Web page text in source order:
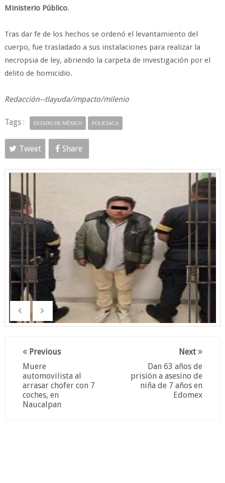
Ministerio Público.
Tras dar fe de los hechos se ordenó el levantamiento del
cuerpo, fue trasladado a sus instalaciones para realizar la
necropsia de ley, abriendo la carpeta de investigación por el
delito de homicidio.
Redacción--tlayuda/impacto/milenio
Tags : ESTADO DE MÉXICO POLICIACA
Tweet Share
Next
Dan 63 años de
prisión a asesino de
niña de 7 años en
Edomex
Previous
Muere
automovilista al
arrasar chofer con 7
coches, en
Naucalpan